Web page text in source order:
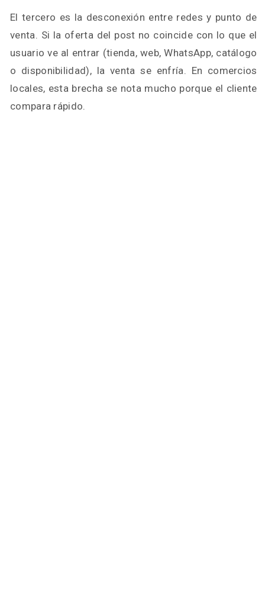
El tercero es la desconexión entre redes y punto de
venta. Si la oferta del post no coincide con lo que el
usuario ve al entrar (tienda, web, WhatsApp, catálogo
o disponibilidad), la venta se enfría. En comercios
locales, esta brecha se nota mucho porque el cliente
compara rápido.